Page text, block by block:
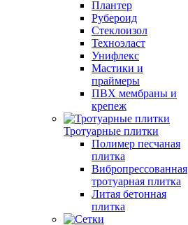
Плантер
Рубероид
Стеклоизол
Техноэласт
Унифлекс
Мастики и
праймеры
ПВХ мембраны и
крепеж
Тротуарные плитки
Полимер песчаная
плитка
Вибропрессованная
тротуарная плитка
Литая бетонная
плитка